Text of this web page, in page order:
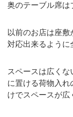
奥のテーブル席は
以前のお店は座敷
対応出来るように
スペースは広く
に置ける荷物入
けでスペースが広